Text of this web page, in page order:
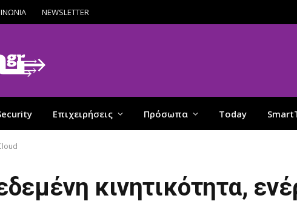
NEWSLETTER
Επιχειρήσεις Πρόσωπα Today
κινητικότητα,